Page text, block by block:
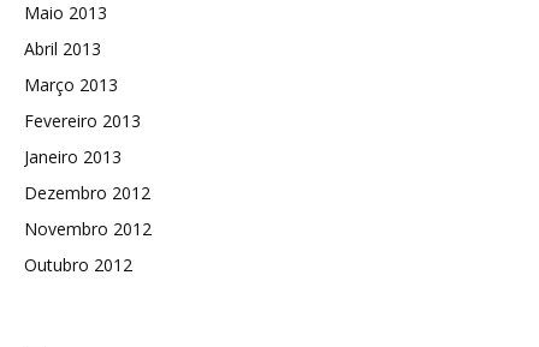
Maio 2013
Abril 2013
Março 2013
Fevereiro 2013
Janeiro 2013
Dezembro 2012
Novembro 2012
Outubro 2012